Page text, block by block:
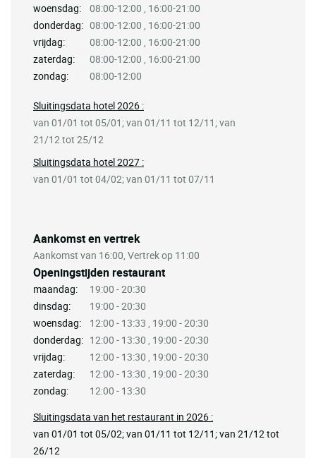
woensdag:
08:00-12:00 , 16:00-21:00
donderdag: 08:00-12:00 , 16:00-21:00
vrijdag:
08:00-12:00 , 16:00-21:00
zaterdag:
08:00-12:00 , 16:00-21:00
zondag:
08:00-12:00
Aankomst en vertrek
Aankomst van 16:00, Vertrek op 11:00
Openingstijden restaurant
maandag:
19:00 - 20:30
dinsdag:
19:00 - 20:30
woensdag:
12:00 - 13:33 , 19:00 - 20:30
donderdag: 12:00 - 13:30 , 19:00 - 20:30
vrijdag:
12:00 - 13:30 , 19:00 - 20:30
zaterdag:
12:00 - 13:30 , 19:00 - 20:30
zondag:
12:00 - 13:30
Sluitingsdata van het restaurant in 2026 :
van 01/01 tot 05/02; van 01/11 tot 12/11; van 21/12 tot
26/12
Sluitingsdata hotel 2026 :
van 01/01 tot 05/01; van 01/11 tot 12/11; van
21/12 tot 25/12
Sluitingsdata hotel 2027 :
van 01/01 tot 04/02; van 01/11 tot 07/11